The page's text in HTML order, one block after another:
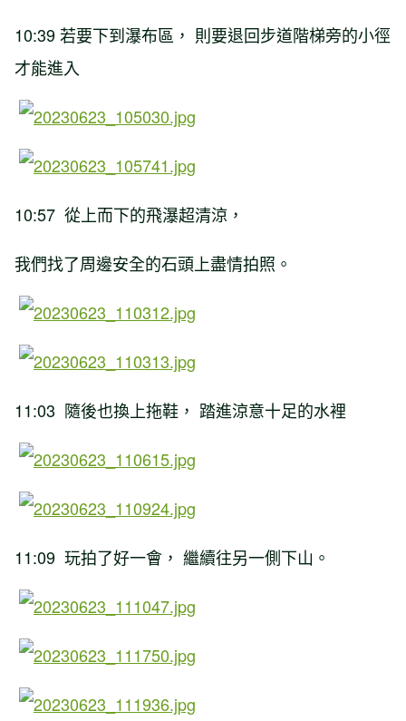
10:39 若要下到瀑布區， 則要退回步道階梯旁的小徑
才能進入
10:57 從上而下的飛瀑超清涼，
我們找了周邊安全的石頭上盡情拍照。
11:03 隨後也換上拖鞋， 踏進涼意十足的水裡
11:09 玩拍了好一會， 繼續往另一側下山。